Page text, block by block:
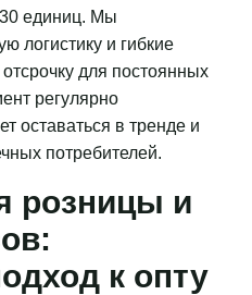
единиц. Мы
логистику и гибкие
для постоянных
регулярно
оставаться в тренде и
потребителей.
розницы и
к опту